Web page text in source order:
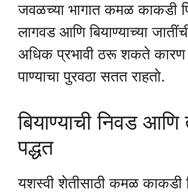
जवळच्या भागात कमळ काकडी
लागवड आणि बियाण्याच्या
अधिक प्रभावी ठरू शकते कारण
पाण्याचा पुरवठा सतत राहतो.
बियाण्याची निवड आणि
पद्धत
यशस्वी शेतीसाठी कमळ काकडी